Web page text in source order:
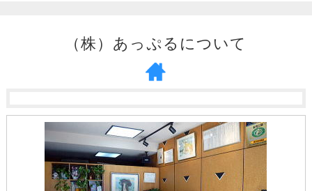
（株）あっぷるについて